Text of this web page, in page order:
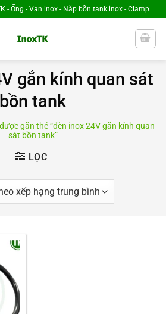
- Ống - Van inox - Nắp bồn tank inox - Clamp
gắn kính quan sát
bồn tank
gắn thẻ “đèn inox 24V gắn kính quan
sát bồn tank”
LỌC